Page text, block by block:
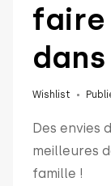
faire
Wishlist
Des envies
meilleures
famille !